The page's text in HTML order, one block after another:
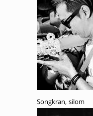
Songkran, silom